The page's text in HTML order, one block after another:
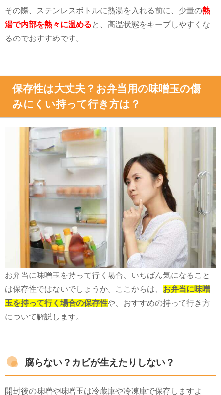
その際、ステンレスボトルに熱湯を入れる前に、少量の熱
湯で内部を熱々に温める と、高温状態をキープしやすくな
るのでおすすめです。
保存性は大丈夫？お弁当用の味噌玉の傷
みにくい持って行き方は？
お弁当に味噌玉を持って行く場合、いちばん気になること
は保存性ではないでしょうか。ここからは、 お弁当に味噌
玉を持って行く場合の保存性や、おすすめの持って行き方
について解説します。
腐らない？カビが生えたりしない？
開封後の味噌や味噌玉は冷蔵庫や冷凍庫で保存しますよ